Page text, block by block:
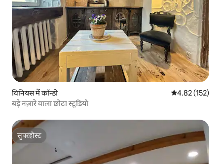
विनियस में कॉन्डो औसत रेटिंग 5 में से
4.82 (152)
बड़े नज़ारे वाला छोटा स्टूडियो
सुपरहोस्ट
सुपरहोस्ट